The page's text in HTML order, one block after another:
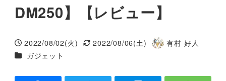
DM250】【レビュー】
投稿日
2022/08/02(火)
更新日
2022/08/06(土)
著
有村 好人
カテゴリー
ガジェット